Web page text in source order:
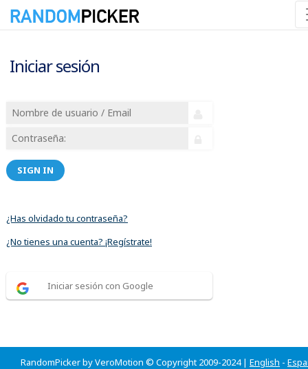
Iniciar sesión
SIGN IN
¿Has olvidado tu contraseña?
¿No tienes una cuenta? ¡Regístrate!
Iniciar sesión con Google
RandomPicker by VeroMotion © Copyright 2009-2024 | English -